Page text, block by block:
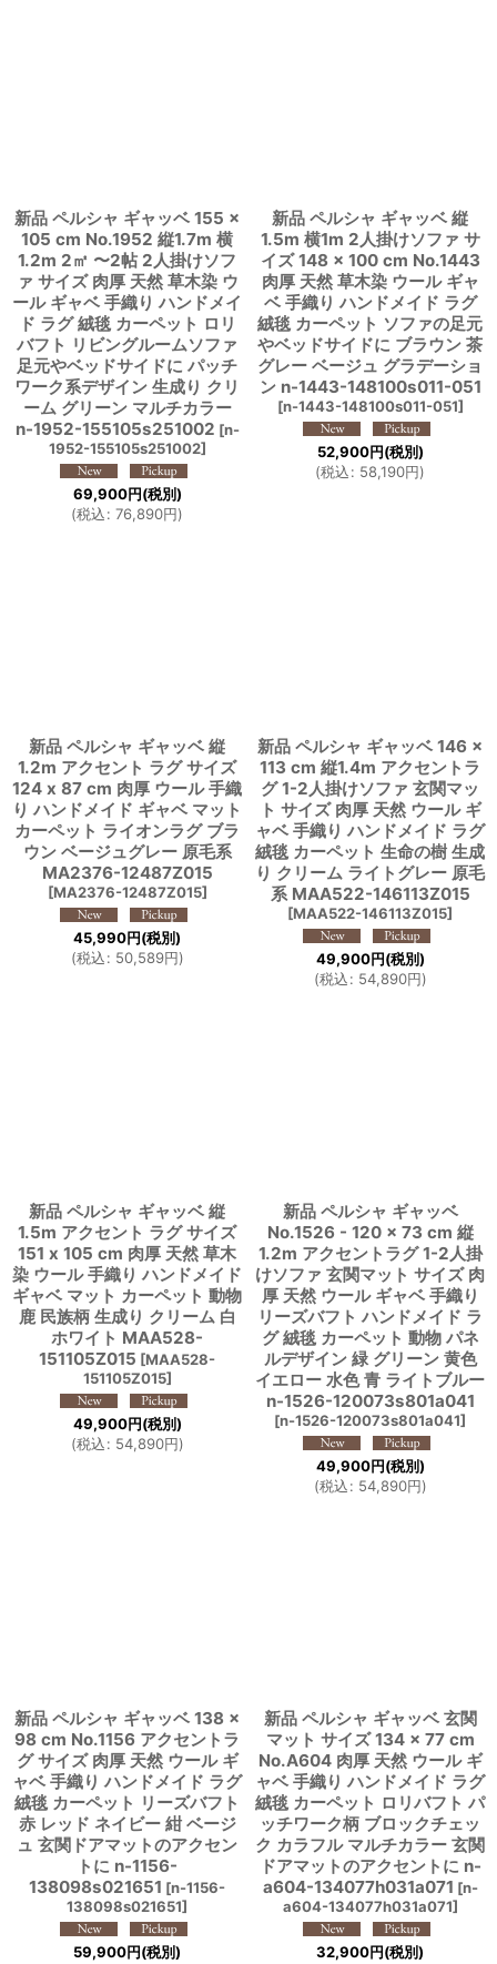
新品 ペルシャ ギャッベ 155 ×
105 cm No.1952 縦1.7m 横
1.2m 2㎡ 〜2帖 2人掛けソフ
ァ サイズ 肉厚 天然 草木染 ウ
ール ギャベ 手織り ハンドメイ
ド ラグ 絨毯 カーペット ロリ
バフト リビングルームソファ
足元やベッドサイドに パッチ
ワーク系デザイン 生成り クリ
ーム グリーン マルチカラー
n-1952-155105s251002 [n-
1952-155105s251002]
69,900円(税別)
(税込: 76,890円)
新品 ペルシャ ギャッベ 縦
1.5m 横1m 2人掛けソファ サ
イズ 148 × 100 cm No.1443
肉厚 天然 草木染 ウール ギャ
ベ 手織り ハンドメイド ラグ
絨毯 カーペット ソファの足元
やベッドサイドに ブラウン 茶
グレー ベージュ グラデーショ
ン n-1443-148100s011-051
[n-1443-148100s011-051]
52,900円(税別)
(税込: 58,190円)
新品 ペルシャ ギャッベ 縦
1.2m アクセント ラグ サイズ
124 x 87 cm 肉厚 ウール 手織
り ハンドメイド ギャベ マット
カーペット ライオンラグ ブラ
ウン ベージュグレー 原毛系
MA2376-12487Z015
[MA2376-12487Z015]
45,990円(税別)
(税込: 50,589円)
新品 ペルシャ ギャッベ 146 ×
113 cm 縦1.4m アクセントラ
グ 1-2人掛けソファ 玄関マッ
ト サイズ 肉厚 天然 ウール ギ
ャベ 手織り ハンドメイド ラグ
絨毯 カーペット 生命の樹 生成
り クリーム ライトグレー 原毛
系 MAA522-146113Z015
[MAA522-146113Z015]
49,900円(税別)
(税込: 54,890円)
新品 ペルシャ ギャッベ 縦
1.5m アクセント ラグ サイズ
151 x 105 cm 肉厚 天然 草木
染 ウール 手織り ハンドメイド
ギャベ マット カーペット 動物
鹿 民族柄 生成り クリーム 白
ホワイト MAA528-
151105Z015 [MAA528-
151105Z015]
49,900円(税別)
(税込: 54,890円)
新品 ペルシャ ギャッベ
No.1526 - 120 × 73 cm 縦
1.2m アクセントラグ 1-2人掛
けソファ 玄関マット サイズ 肉
厚 天然 ウール ギャベ 手織り
リーズバフト ハンドメイド ラ
グ 絨毯 カーペット 動物 パネ
ルデザイン 緑 グリーン 黄色
イエロー 水色 青 ライトブルー
n-1526-120073s801a041
[n-1526-120073s801a041]
49,900円(税別)
(税込: 54,890円)
新品 ペルシャ ギャッベ 138 ×
98 cm No.1156 アクセントラ
グ サイズ 肉厚 天然 ウール ギ
ャベ 手織り ハンドメイド ラグ
絨毯 カーペット リーズバフト
赤 レッド ネイビー 紺 ベージ
ュ 玄関ドアマットのアクセン
トに n-1156-
138098s021651 [n-1156-
138098s021651]
59,900円(税別)
新品 ペルシャ ギャッベ 玄関
マット サイズ 134 × 77 cm
No.A604 肉厚 天然 ウール ギ
ャベ 手織り ハンドメイド ラグ
絨毯 カーペット ロリバフト パ
ッチワーク柄 ブロックチェッ
ク カラフル マルチカラー 玄関
ドアマットのアクセントに n-
a604-134077h031a071 [n-
a604-134077h031a071]
32,900円(税別)